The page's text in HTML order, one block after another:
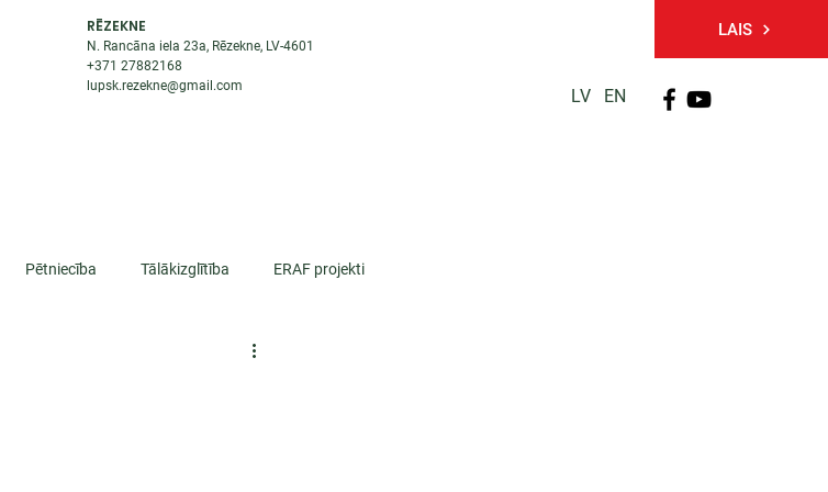
RĒZEKNE
N. Rancāna iela 23a, Rēzekne, LV-4601
+37127882168
lupsk.rezekne@gmail.com
LAIS
LV EN
Pētniecība Tālākizglītība ERAF projekti